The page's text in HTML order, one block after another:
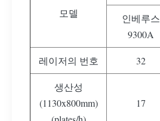
모델
인베루스
9300A
레이저의 번호 32
생산성
(1130x800mm)
17